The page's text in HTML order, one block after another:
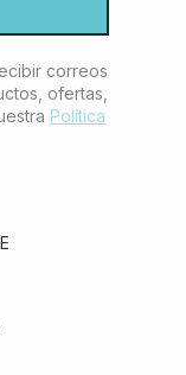
correos
ofertas,
Política